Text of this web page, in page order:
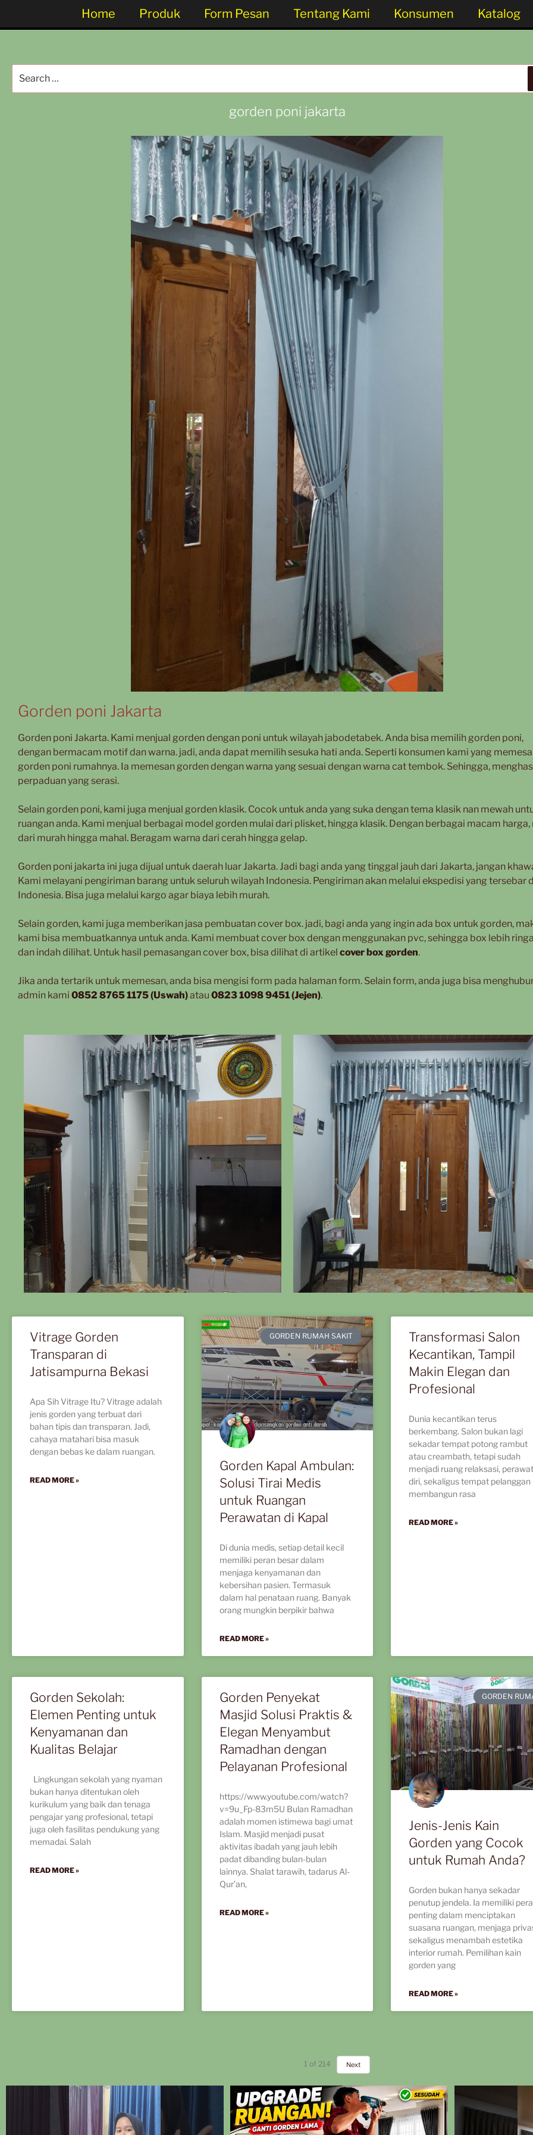
Home Produk Form Pesan Tentang Kami Konsumen Katalog
gorden poni jakarta
Gorden poni Jakarta
Gorden poni Jakarta. Kami menjual gorden dengan poni untuk wilayah jabodetabek. Anda bisa memilih gorden poni,
dengan bermacam motif dan warna. jadi, anda dapat memilih sesuka hati anda. Seperti konsumen kami yang
gorden poni rumahnya. Ia memesan gorden dengan warna yang sesuai dengan warna cat tembok. Sehingga,
perpaduan yang serasi.
Selain gorden poni, kami juga menjual gorden klasik. Cocok untuk anda yang suka dengan tema klasik nan mewah
ruangan anda. Kami menjual berbagai model gorden mulai dari plisket, hingga klasik. Dengan berbagai macam harga,
dari murah hingga mahal. Beragam warna dari cerah hingga gelap.
Gorden poni jakarta ini juga dijual untuk daerah luar Jakarta. Jadi bagi anda yang tinggal jauh dari Jakarta, jangan
Kami melayani pengiriman barang untuk seluruh wilayah Indonesia. Pengiriman akan melalui ekspedisi yang tersebar
Indonesia. Bisa juga melalui kargo agar biaya lebih murah.
Selain gorden, kami juga memberikan jasa pembuatan cover box. jadi, bagi anda yang ingin ada box untuk gorden,
kami bisa membuatkannya untuk anda. Kami membuat cover box dengan menggunakan pvc, sehingga box lebih
dan indah dilihat. Untuk hasil pemasangan cover box, bisa dilihat di artikel cover box gorden.
Jika anda tertarik untuk memesan, anda bisa mengisi form pada halaman form. Selain form, anda juga bisa
admin kami 0852 8765 1175 (Uswah)atau 0823 1098 9451 (Jejen).
Vitrage Gorden
Transparan di
Jatisampurna Bekasi
Apa Sih Vitrage Itu? Vitrage adalah
jenis gorden yang terbuat dari
bahan tipis dan transparan. Jadi,
cahaya matahari bisa masuk
dengan bebas ke dalam ruangan.
READ MORE »
GORDEN RUMAH SAKIT
Gorden Kapal Ambulan:
Solusi Tirai Medis
untuk Ruangan
Perawatan di Kapal
Di dunia medis, setiap detail kecil
memiliki peran besar dalam
menjaga kenyamanan dan
kebersihan pasien. Termasuk
dalam hal penataan ruang. Banyak
orang mungkin berpikir bahwa
READ MORE »
Transformasi Salon
Kecantikan, Tampil
Makin Elegan dan
Profesional
Dunia kecantikan terus
berkembang. Salon bukan lagi
sekadar tempat potong rambut
atau creambath, tetapi sudah
menjadi ruang relaksasi,
diri, sekaligus tempat pelanggan
membangun rasa
READ MORE »
Gorden Sekolah:
Elemen Penting untuk
Kenyamanan dan
Kualitas Belajar
Lingkungan sekolah yang nyaman
bukan hanya ditentukan oleh
kurikulum yang baik dan tenaga
pengajar yang profesional, tetapi
juga oleh fasilitas pendukung yang
memadai. Salah
READ MORE »
Gorden Penyekat
Masjid Solusi Praktis &
Elegan Menyambut
Ramadhan dengan
Pelayanan Profesional
https://www.youtube.com/watch?
v=9u_Fp-83m5U Bulan Ramadhan
adalah momen istimewa bagi umat
Islam. Masjid menjadi pusat
aktivitas ibadah yang jauh lebih
padat dibanding bulan-bulan
lainnya. Shalat tarawih, tadarus Al-
Qur’an,
READ MORE »
GORDEN
Jenis-Jenis Kain
Gorden yang Cocok
untuk Rumah Anda?
Gorden bukan hanya sekadar
penutup jendela. Ia memiliki
penting dalam menciptakan
suasana ruangan, menjaga
sekaligus menambah estetika
interior rumah. Pemilihan kain
gorden yang
READ MORE »
1 of 214 Next